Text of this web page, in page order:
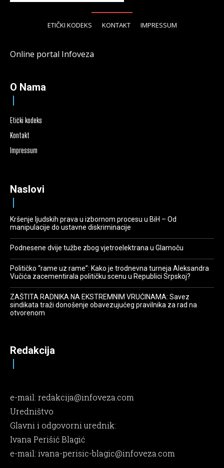
ETIČKI KODEKS KONTAKT IMPRESSUM
Online portal Infoveza
O Nama
Etički kodeks
Kontakt
Impressum
Naslovi
Kršenje ljudskih prava u izbornom procesu u BiH – Od
manipulacije do ustavne diskriminacije
Podnesene dvije tužbe zbog vjetroelektrana u Glamoču
Političko “rame uz rame”: Kako je trodnevna turneja Aleksandra
Vučića zacementirala političku scenu u Republici Srpskoj?
ZAŠTITA RADNIKA NA EKSTREMNIM VRUĆINAMA: Savez
sindikata traži donošenje obavezujućeg pravilnika za rad na
otvorenom
Redakcija
e-mail: redakcija@infoveza.com
Uredništvo
Glavni i odgovorni urednik:
Ivana Perišić Blagić
e-mail: ivana-perisic-blagic@infoveza.com